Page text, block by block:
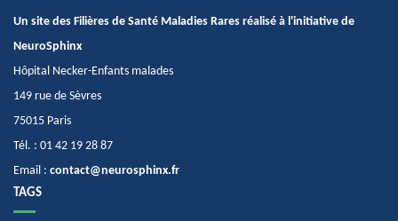
Un site des Filières de Santé Maladies Rares réalisé à l'initiative de
NeuroSphinx
Hôpital Necker-Enfants malades
149 rue de Sèvres
75015 Paris
Tél. : 01 42 19 28 87
Email : contact@neurosphinx.fr
TAGS